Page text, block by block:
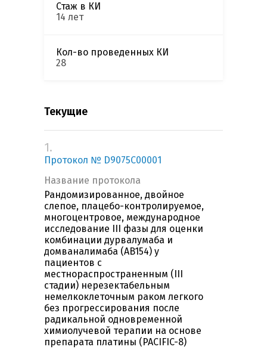
Стаж в КИ
14 лет
Кол-во проведенных КИ
28
Текущие
1.
Протокол № D9075C00001
Название протокола
Рандомизированное, двойное
слепое, плацебо-контролируемое,
многоцентровое, международное
исследование III фазы для оценки
комбинации дурвалумаба и
домваналимаба (AB154) у
пациентов с
местнораспространенным (III
стадии) нерезектабельным
немелкоклеточным раком легкого
без прогрессирования после
радикальной одновременной
химиолучевой терапии на основе
препарата платины (PACIFIC-8)